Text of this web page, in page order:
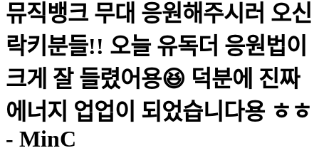
뮤직뱅크 무대 응원해주시러 오신
락키분들!! 오늘 유독더 응원법이
크게 잘 들렸어용😆 덕분에 진짜
에너지 업업이 되었습니다용 ㅎㅎ
- MinC